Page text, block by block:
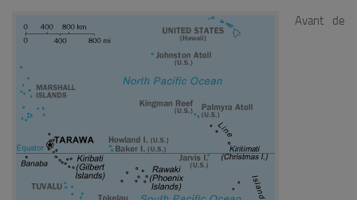
Avant de